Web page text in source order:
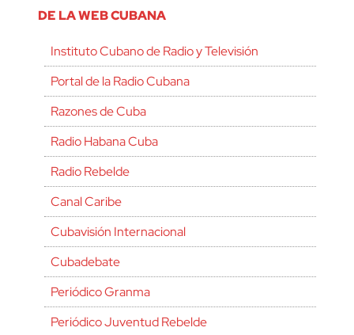
DE LA WEB CUBANA
Instituto Cubano de Radio y Televisión
Portal de la Radio Cubana
Razones de Cuba
Radio Habana Cuba
Radio Rebelde
Canal Caribe
Cubavisión Internacional
Cubadebate
Periódico Granma
Periódico Juventud Rebelde